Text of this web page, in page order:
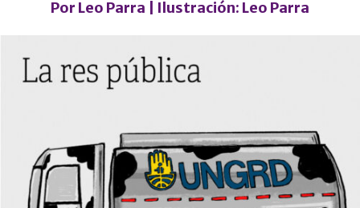
Por Leo Parra | Ilustración: Leo Parra